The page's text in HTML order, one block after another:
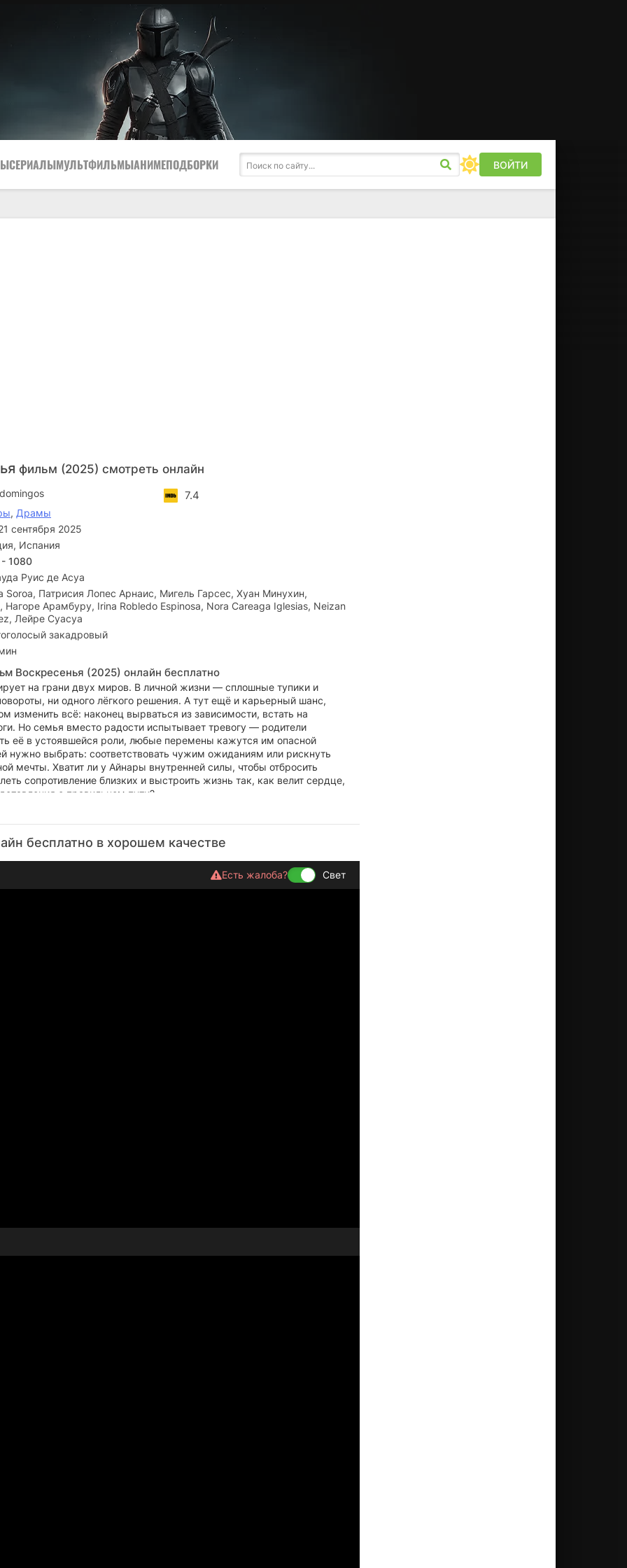
СЕРИАЛЫМУЛЬТФИЛЬМЫАНИМЕПОДБОРКИ ВОЙТИ
фильм (2025) смотреть онлайн
7.4
, Драмы
сентября 2025
Испания
1080
Руис де Асуа
Soroa, Патрисия Лопес Арнаис, Мигель Гарсес, Хуан Минухин,
Нагоре Арамбуру, Irina Robledo Espinosa, Nora Careaga Iglesias, Neizan
Лейре Суасуа
закадровый
Воскресенья (2025) онлайн бесплатно
на грани двух миров. В личной жизни — сплошные тупики и
ни одного лёгкого решения. А тут ещё и карьерный шанс,
изменить всё: наконец вырваться из зависимости, встать на
Но семья вместо радости испытывает тревогу — родители
её в устоявшейся роли, любые перемены кажутся им опасной
нужно выбрать: соответствовать чужим ожиданиям или рискнуть
мечты. Хватит ли у Айнары внутренней силы, чтобы отбросить
сопротивление близких и выстроить жизнь так, как велит сердце,
о правильном пути?
бесплатно в хорошем качестве
Есть жалоба? Свет